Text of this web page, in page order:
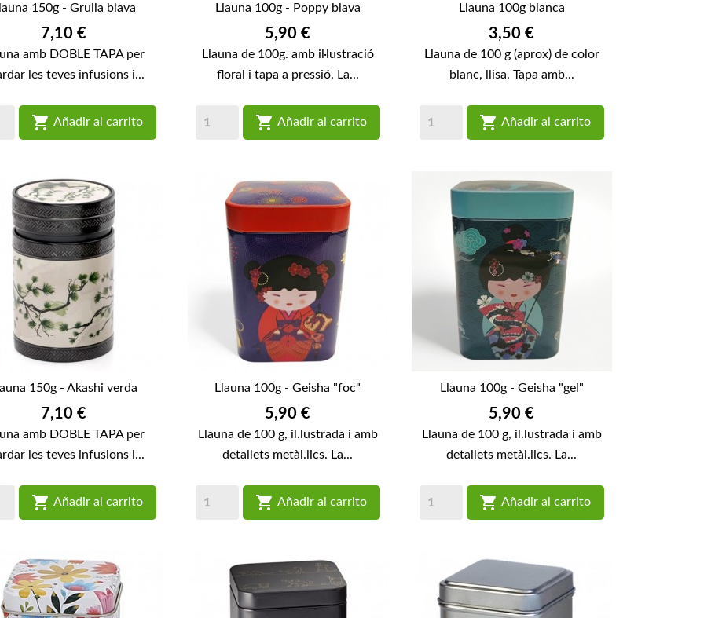
150g - Grulla blava
Preu
7,10 €
amb DOBLE TAPA per
les teves infusions i...
 Añadir al carrito
Llauna 100g - Poppy blava
Preu
5,90 €
Llauna de 100g. amb il·lustració
floral i tapa a pressió. La...
 Añadir al carrito
Llauna 100g blanca
Preu
3,50 €
Llauna de 100 g (aprox) de color
blanc, llisa. Tapa amb...
 Añadir al carrito
150g - Akashi verda
Preu
7,10 €
amb DOBLE TAPA per
les teves infusions i...
 Añadir al carrito
Llauna 100g - Geisha "foc"
Preu
5,90 €
Llauna de 100 g, il.lustrada i amb
detallets metàl.lics. La...
 Añadir al carrito
Llauna 100g - Geisha "gel"
Preu
5,90 €
Llauna de 100 g, il.lustrada i amb
detallets metàl.lics. La...
 Añadir al carrito